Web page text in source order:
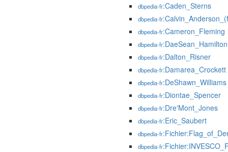
dbpedia-fr:Caden_Sterns
dbpedia-fr
dbpedia-fr:Cameron_Fleming
dbpedia-fr:DaeSean_Hamilton
dbpedia-fr:Dalton_Risner
dbpedia-fr:Damarea_Crockett
dbpedia-fr:DeShawn_Williams
dbpedia-fr:Diontae_Spencer
dbpedia-fr:Dre'Mont_Jones
dbpedia-fr:Eric_Saubert
dbpedia-fr
dbpedia-fr